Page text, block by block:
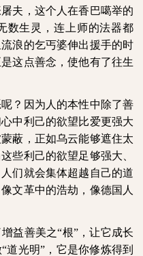
夫，这个人在香巴噶举的
数生灵，连上师的法器都
浪的乞丐婆伸出援手的时
这点善念，使他有了往生
？因为人的本性中除了善
中利己的欲望比爱更强大
蔽，正如乌云能够遮住太
些利己的欲望足够强大、
们就会集体超越自己的道
文革中的浩劫，像德国人
益善美之“根”，让它成长
道光明”，它是你修炼得到